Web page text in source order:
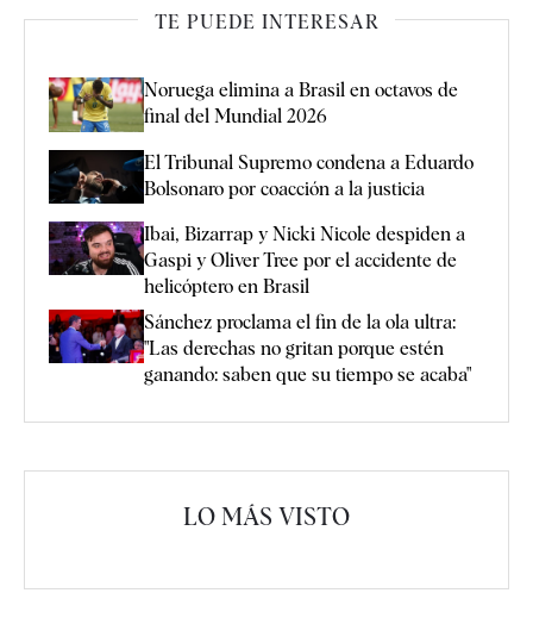
TE PUEDE INTERESAR
Noruega elimina a Brasil en octavos de
final del Mundial 2026
El Tribunal Supremo condena a Eduardo
Bolsonaro por coacción a la justicia
Ibai, Bizarrap y Nicki Nicole despiden a
Gaspi y Oliver Tree por el accidente de
helicóptero en Brasil
Sánchez proclama el fin de la ola ultra:
"Las derechas no gritan porque estén
ganando: saben que su tiempo se acaba"
LO MÁS VISTO